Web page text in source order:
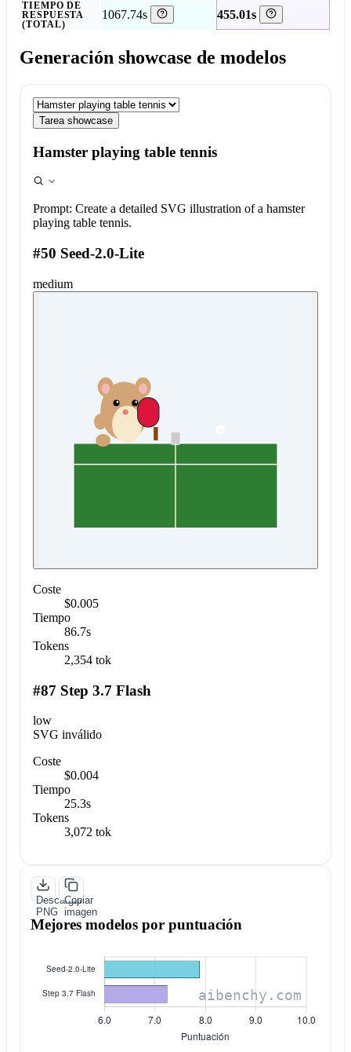
TIEMPO DE
RESPUESTA
(TOTAL)
1067.74s 455.01s
Generación showcase de modelos
Tarea showcase
Hamster playing table tennis
Prompt: Create a detailed SVG illustration of a hamster
playing table tennis.
#50 Seed-2.0-Lite
medium
Coste
$0.005
Tiempo
86.7s
Tokens
2,354 tok
#87 Step 3.7 Flash
low
SVG inválido
Coste
$0.004
Tiempo
25.3s
Tokens
3,072 tok
Descargar
PNG
Copiar
imagen
Mejores modelos por puntuación